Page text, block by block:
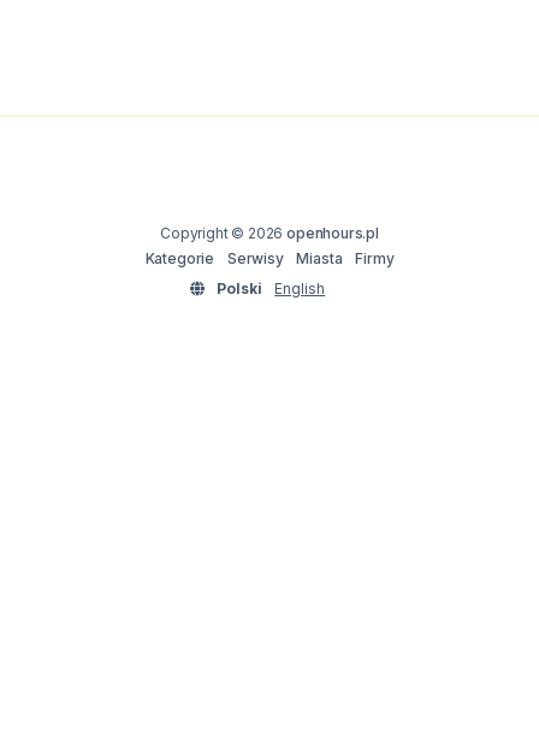
Copyright © 2026openhours.pl
Kategorie
Serwisy Miasta
Firmy
Polski
English